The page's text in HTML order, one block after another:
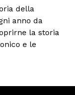
della
anno da
la storia
e le